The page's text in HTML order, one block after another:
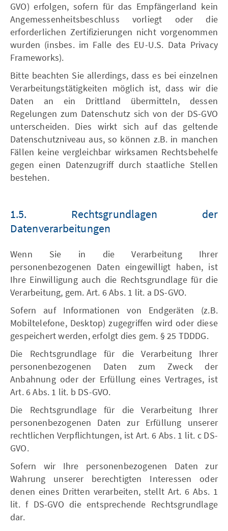
GVO) erfolgen, sofern für das Empfängerland kein
Angemessenheitsbeschluss vorliegt oder die
erforderlichen Zertifizierungen nicht vorgenommen
wurden (insbes. im Falle des EU-U.S. Data Privacy
Frameworks).
Bitte beachten Sie allerdings, dass es bei einzelnen
Verarbeitungstätigkeiten möglich ist, dass wir die
Daten an ein Drittland übermitteln, dessen
Regelungen zum Datenschutz sich von der DS-GVO
unterscheiden. Dies wirkt sich auf das geltende
Datenschutzniveau aus, so können z.B. in manchen
Fällen keine vergleichbar wirksamen Rechtsbehelfe
gegen einen Datenzugriff durch staatliche Stellen
bestehen.
1.5. Rechtsgrundlagen der
Datenverarbeitungen
Wenn Sie in die Verarbeitung Ihrer
personenbezogenen Daten eingewilligt haben, ist
Ihre Einwilligung auch die Rechtsgrundlage für die
Verarbeitung, gem. Art. 6 Abs. 1 lit. a DS-GVO.
Sofern auf Informationen von Endgeräten (z.B.
Mobiltelefone, Desktop) zugegriffen wird oder diese
gespeichert werden, erfolgt dies gem. § 25 TDDDG.
Die Rechtsgrundlage für die Verarbeitung Ihrer
personenbezogenen Daten zum Zweck der
Anbahnung oder der Erfüllung eines Vertrages, ist
Art. 6 Abs. 1 lit. b DS-GVO.
Die Rechtsgrundlage für die Verarbeitung Ihrer
personenbezogenen Daten zur Erfüllung unserer
rechtlichen Verpflichtungen, ist Art. 6 Abs. 1 lit. c DS-
GVO.
Sofern wir Ihre personenbezogenen Daten zur
Wahrung unserer berechtigten Interessen oder
denen eines Dritten verarbeiten, stellt Art. 6 Abs. 1
lit. f DS-GVO die entsprechende Rechtsgrundlage
dar.